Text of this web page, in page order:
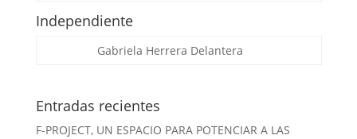
Independiente
Gabriela Herrera Delantera
Entradas recientes
F-PROJECT, UN ESPACIO PARA POTENCIAR A LAS